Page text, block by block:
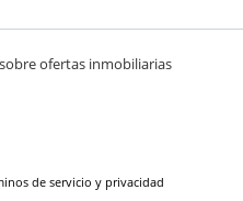
ofertas inmobiliarias
de servicio y privacidad